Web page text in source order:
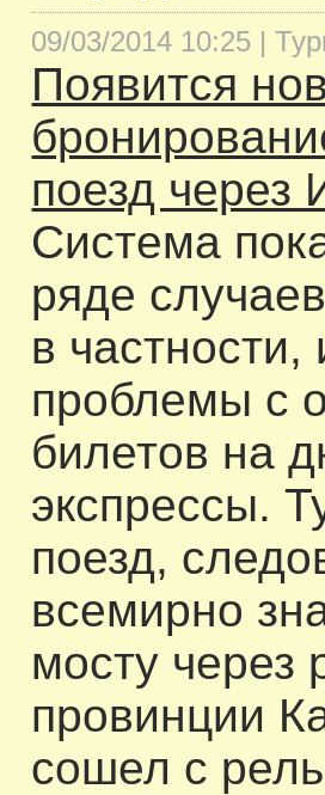
09/03/2014 10:25 |
Появится
поезд через
Система
ряде
в
проблемы с
билетов на
экспрессы.
поезд,
всемирно
мосту через
провинции
сошел с